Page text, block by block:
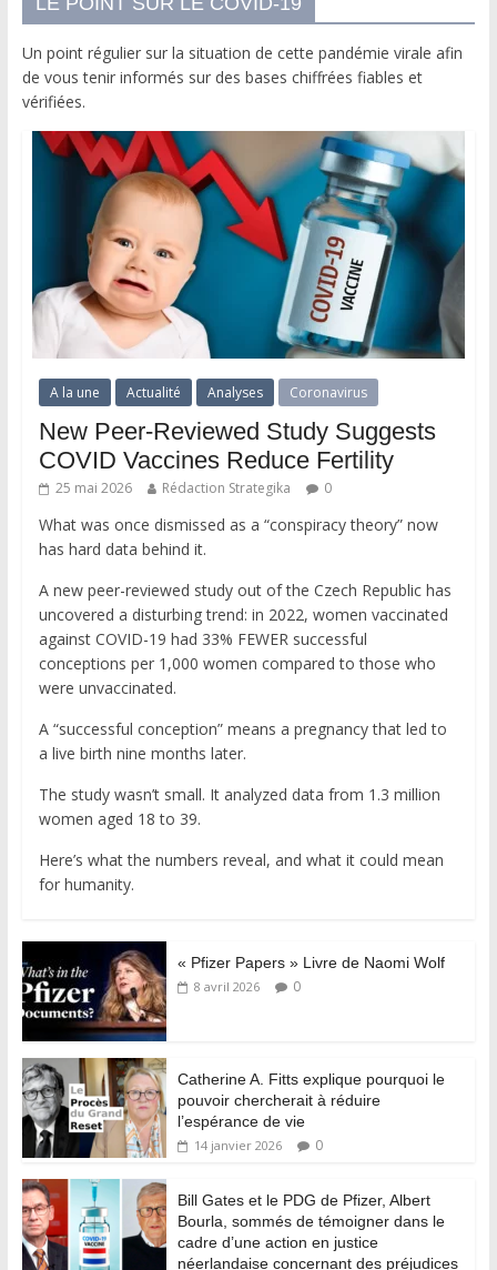
Un point régulier sur la situation de cette pandémie virale afin
de vous tenir informés sur des bases chiffrées fiables et
vérifiées.
A la une Actualité Analyses Coronavirus
New Peer-Reviewed Study Suggests
COVID Vaccines Reduce Fertility
25 mai 2026 Rédaction Strategika 0
What was once dismissed as a “conspiracy theory” now
has hard data behind it.
A new peer-reviewed study out of the Czech Republic has
uncovered a disturbing trend: in 2022, women vaccinated
against COVID-19 had 33% FEWER successful
conceptions per 1,000 women compared to those who
were unvaccinated.
A “successful conception” means a pregnancy that led to
a live birth nine months later.
The study wasn’t small. It analyzed data from 1.3 million
women aged 18 to 39.
Here’s what the numbers reveal, and what it could mean
for humanity.
« Pfizer Papers » Livre de Naomi Wolf
8 avril 2026 0
Catherine A. Fitts explique pourquoi le
pouvoir chercherait à réduire
l’espérance de vie
14 janvier 2026 0
Bill Gates et le PDG de Pfizer, Albert
Bourla, sommés de témoigner dans le
cadre d’une action en justice
néerlandaise concernant des préjudices